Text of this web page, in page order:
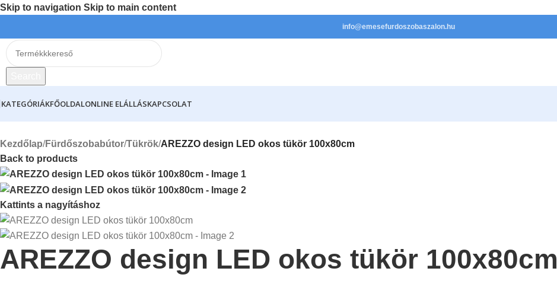
Skip to navigation Skip to main content
info@emesefurdoszobaszalon.hu
KATEGÓRIÁKFŐOLDALONLINE ELÁLLÁSKAPCSOLAT
Kezdőlap/Fürdőszobabútor/Tükrök/AREZZO design LED okos tükör 100x80cm
Back to products
Kattints a nagyításhoz
AREZZO design LED okos tükör 100x80cm